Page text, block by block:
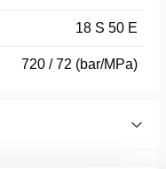
18 S 50 E
720 / 72 (bar/MPa)